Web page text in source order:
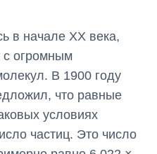
в начале XX века,
с огромным
В 1900 году
что равные
условиях
частиц. Это число